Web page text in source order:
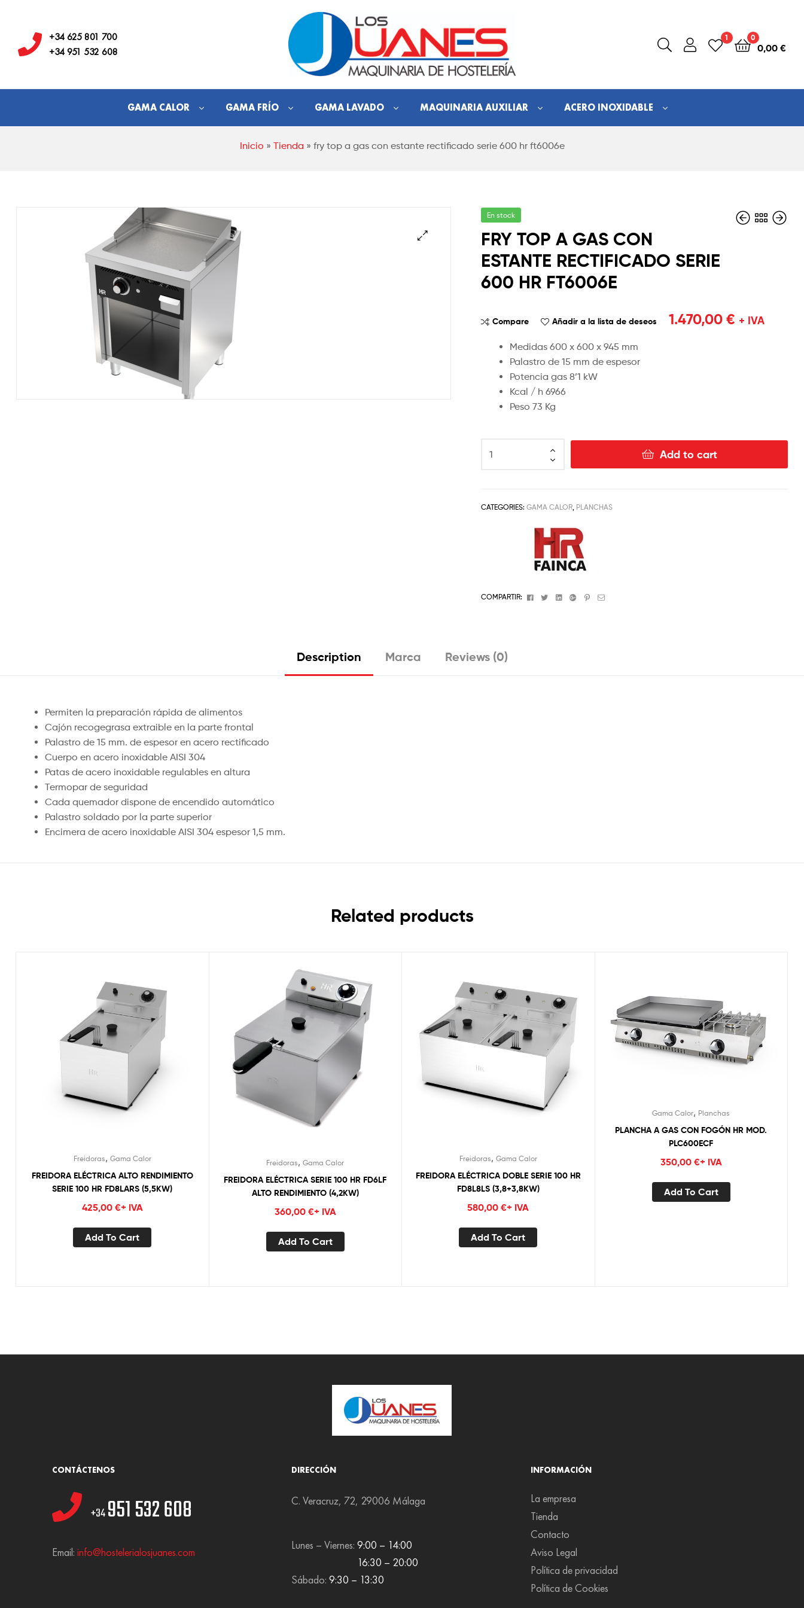
+34 625 801 700
+34 951 532 608
Hostelería
Los
Juanes
1 0
0,00 €
GAMA CALOR GAMA FRÍO GAMA LAVADO MAQUINARIA AUXILIAR ACERO INOXIDABLE
Inicio » Tienda » fry top a gas con estante rectificado serie 600 hr ft6006e
Los
En stock
FRY TOP A GAS CON
ESTANTE RECTIFICADO SERIE
600 HR FT6006E
Compare Añadir a la lista de deseos 1.470,00€ + IVA
Medidas 600 x 600 x 945 mm
Palastro de 15 mm de espesor
Potencia gas 8’1 kW
Kcal / h 6966
Peso 73 Kg
Add to cart
CATEGORIES:GAMA CALOR PLANCHAS
COMPARTIR: FacebookTwitterLinkedinGoogle+Pinterest
Email
Description Marca Reviews (0)
Permiten la preparación rápida de alimentos
Cajón recogegrasa extraible en la parte frontal
Palastro de 15 mm. de espesor en acero rectificado
Cuerpo en acero inoxidable AISI 304
Patas de acero inoxidable regulables en altura
Termopar de seguridad
Cada quemador dispone de encendido automático
Palastro soldado por la parte superior
Encimera de acero inoxidable AISI 304 espesor 1,5 mm.
Related products
Freidoras, Gama Calor
FREIDORA ELÉCTRICA ALTO RENDIMIENTO
SERIE 100 HR FD8LARS (5,5KW)
425,00 €+ IVA
Add To Cart
Freidoras,Gama Calor
FREIDORA ELÉCTRICA SERIE 100 HR FD6LF
ALTO RENDIMIENTO (4,2KW)
360,00 €+ IVA
Add To Cart
Freidoras, Gama Calor
FREIDORA ELÉCTRICA DOBLE SERIE 100 HR
FD8L8LS (3,8+3,8KW)
580,00€+ IVA
Add To Cart
Gama Calor, Planchas
PLANCHA A GAS CON FOGÓN HR MOD.
PLC600ECF
350,00 €+ IVA
Add To Cart
CONTÁCTENOS
+34951 532 608
Email: info@hostelerialosjuanes.com
DIRECCIÓN
C. Veracruz, 72, 29006 Málaga
Lunes – Viernes: 9:00 – 14:00
16:30 – 20:00
Sábado: 9:30 – 13:30
INFORMACIÓN
La empresa
Tienda
Contacto
Aviso Legal
Política de privacidad
Política de Cookies